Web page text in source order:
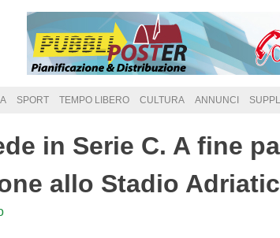
SPORT TEMPO LIBERO CULTURA ANNUNCI
in Serie C. A fine
allo Stadio